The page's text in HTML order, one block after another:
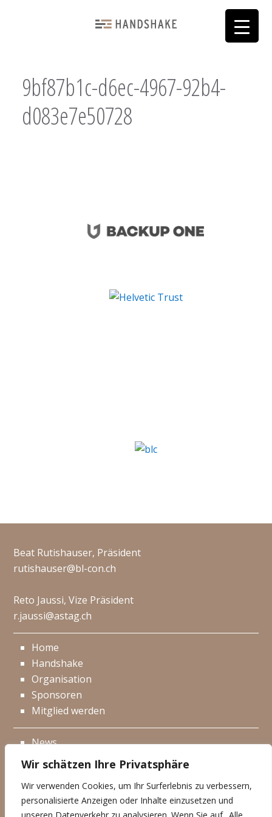
Wir schätzen Ihre Privatsphäre
Wir verwenden Cookies, um Ihr Surferlebnis zu verbessern,
personalisierte Anzeigen oder Inhalte einzusetzen und
9bf87b1c-d6ec-4967-92b4-
d083e7e50728
Beat Rutishauser, Präsident
rutishauser@bl-con.ch
Reto Jaussi, Vize Präsident
r.jaussi@astag.ch
Home
Handshake
Organisation
Sponsoren
Mitglied werden
News
Events
Kontakt
Impressum